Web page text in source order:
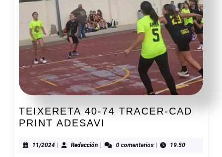
TEIXERETA 40-74 TRACER-CAD
PRINT ADESAVI
74
11/202411/2024Redacción Redacción0 comentarios 19:50